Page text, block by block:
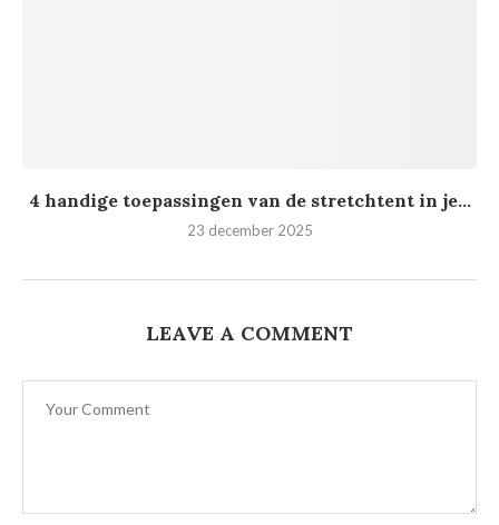
4 handige toepassingen van de stretchtent in je...
23 december 2025
LEAVE A COMMENT